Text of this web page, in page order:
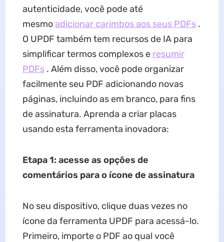
autenticidade, você pode até
mesmoadicionar carimbos aos seus PDFs.
O UPDF também tem recursos de IA para
simplificar termos complexos e resumir
PDFs. Além disso, você pode organizar
facilmente seu PDF adicionando novas
páginas, incluindo as em branco, para fins
de assinatura. Aprenda a criar placas
usando esta ferramenta inovadora:
Etapa 1: acesse as opções de
comentários para o ícone de assinatura
No seu dispositivo, clique duas vezes no
ícone da ferramenta UPDF para acessá-lo.
Primeiro, importe o PDF ao qual você